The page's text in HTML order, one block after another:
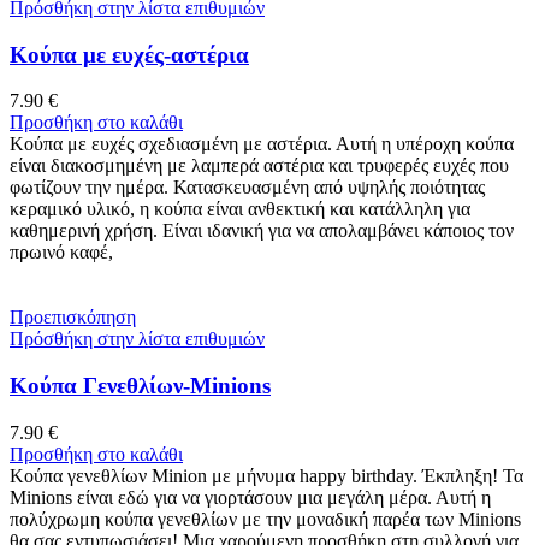
Πρόσθήκη στην λίστα επιθυμιών
Koύπα με ευχές-αστέρια
7.90 €
Προσθήκη στο καλάθι
Κούπα με ευχές σχεδιασμένη με αστέρια. Αυτή η υπέροχη κούπα
είναι διακοσμημένη με λαμπερά αστέρια και τρυφερές ευχές που
φωτίζουν την ημέρα. Κατασκευασμένη από υψηλής ποιότητας
κεραμικό υλικό, η κούπα είναι ανθεκτική και κατάλληλη για
καθημερινή χρήση. Είναι ιδανική για να απολαμβάνει κάποιος τον
πρωινό καφέ,
Προεπισκόπηση
Πρόσθήκη στην λίστα επιθυμιών
Κούπα Γενεθλίων-Minions
7.90 €
Προσθήκη στο καλάθι
Κούπα γενεθλίων Minion με μήνυμα happy birthday. Έκπληξη! Τα
Minions είναι εδώ για να γιορτάσουν μια μεγάλη μέρα. Αυτή η
πολύχρωμη κούπα γενεθλίων με την μοναδική παρέα των Minions
θα σας εντυπωσιάσει! Μια χαρούμενη προσθήκη στη συλλογή για